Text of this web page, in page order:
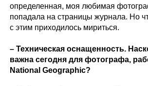
определенная, моя любимая
попадала на страницы журнала. Но
с этим приходилось мириться.
– Техническая оснащенность.
важна сегодня для фотографа,
National Geographic?